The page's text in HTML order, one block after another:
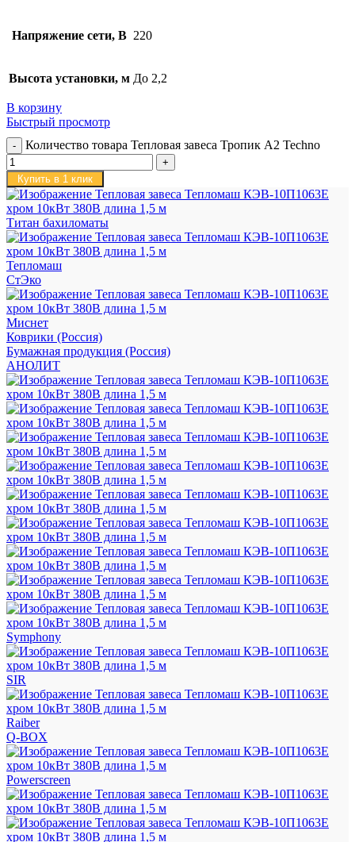
Напряжение сети, В 220
Высота установки, м До 2,2
В корзину
Быстрый просмотр
Количество товара Тепловая завеса Тропик А2 Techno
Купить в 1 клик
Титан бахиломаты
Тепломаш
СтЭко
Миснет
Коврики (Россия)
Бумажная продукция (Россия)
АНОЛИТ
Symphony
SIR
Raiber
Q-BOX
Powerscreen